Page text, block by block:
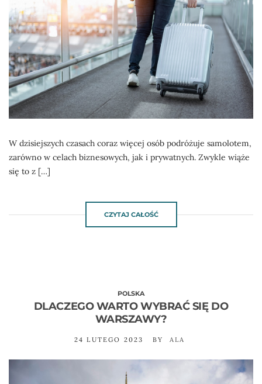
W dzisiejszych czasach coraz więcej osób podróżuje samolotem,
zarówno w celach biznesowych, jak i prywatnych. Zwykle wiąże
się to z […]
CZYTAJ CAŁOŚĆ
POLSKA
DLACZEGO WARTO WYBRAĆ SIĘ DO
WARSZAWY?
24 LUTEGO 2023 BY ALA